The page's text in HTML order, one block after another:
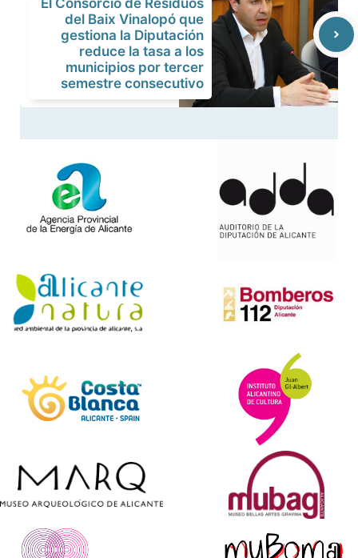
El Consorcio de Residuos
del Baix Vinalopó que
gestiona la Diputación
reduce la tasa a los
municipios por tercer
semestre consecutivo